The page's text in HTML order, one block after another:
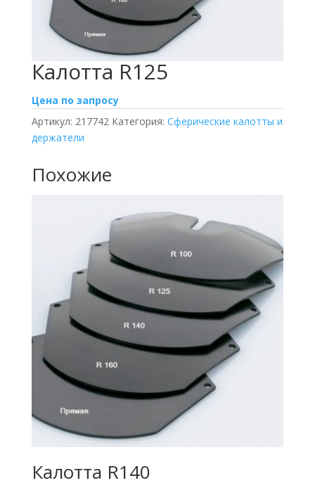
Калотта R125
Цена по запросу
Артикул: 217742 Категория: Сферические калотты и
держатели
Похожие
Калотта R140